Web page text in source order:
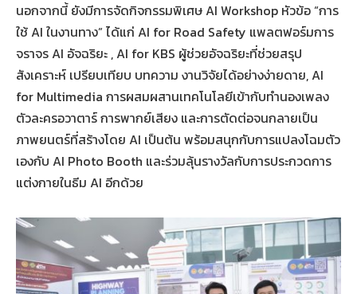
นอกจากนี้ ยังมีการจัดกิจกรรมพิเศษ AI Workshop หัวข้อ “การ
ใช้ AI ในงานทาง” ได้แก่ AI for Road Safety แพลตฟอร์มการ
จราจร AI อัจฉริยะ , AI for KBS ผู้ช่วยอัจฉริยะที่ช่วยสรุป
สังเคราะห์ เปรียบเทียบ บทความ งานวิจัยได้อย่างง่ายดาย, AI
for Multimedia การผสมผสานเทคโนโลยีเข้ากับทำนองเพลง
ตัวละครอวาตาร์ การพากย์เสียง และการตัดต่อจนกลายเป็น
ภาพยนตร์ที่สร้างโดย AI เป็นต้น พร้อมสนุกกับการแปลงโฉมตัว
เองกับ AI Photo Booth และร่วมลุ้นรางวัลกับการประกวดการ
แต่งกายในธีม AI อีกด้วย